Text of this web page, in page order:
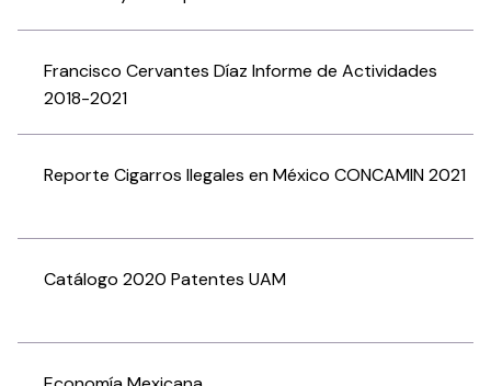
Francisco Cervantes Díaz Informe de Actividades
2018-2021
Reporte Cigarros Ilegales en México CONCAMIN 2021
Catálogo 2020 Patentes UAM